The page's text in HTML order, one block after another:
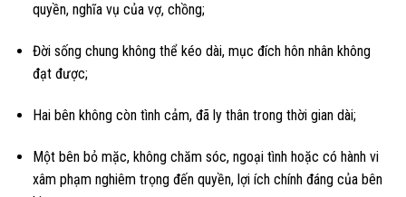
quyền, nghĩa vụ của vợ, chồng;
Đời sống chung không thể kéo dài, mục đích hôn nhân không
đạt được;
Hai bên không còn tình cảm, đã ly thân trong thời gian dài;
Một bên bỏ mặc, không chăm sóc, ngoại tình hoặc có hành vi
xâm phạm nghiêm trọng đến quyền, lợi ích chính đáng của bên